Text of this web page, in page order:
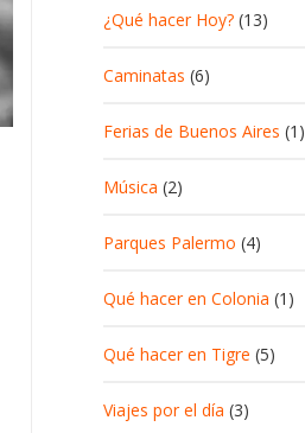
¿Qué hacer Hoy? (13)
Caminatas (6)
Ferias de Buenos Aires (1)
Música (2)
Parques Palermo (4)
Qué hacer en Colonia (1)
Qué hacer en Tigre (5)
Viajes por el día (3)